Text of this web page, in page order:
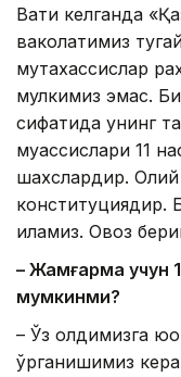
Вақти келганда
ваколатимиз
мутахассислар
мулкимиз эмас.
сифатида унинг
муассислари 11
шахслардир. Олий
конституциядир.
қиламиз. Овоз
– Жамғарма учун
мумкинми?
– Ўз олдимизга
ўрганишимиз